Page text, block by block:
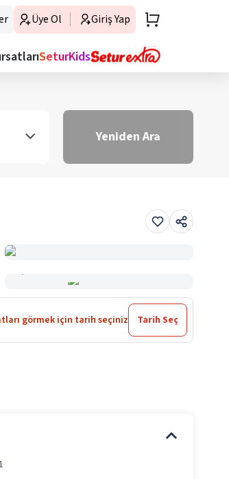
Üye Ol Giriş Yap
SeturKids
Yeniden Ara
görmek için tarih seçiniz Tarih Seç